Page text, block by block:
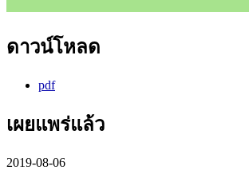
ดาวน์โหลด
pdf
เผยแพร่แล้ว
2019-08-06